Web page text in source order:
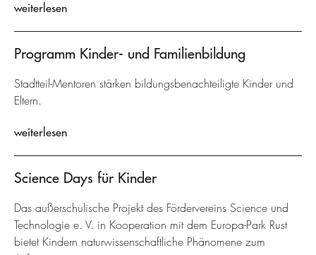
weiterlesen
Programm Kinder- und Familienbildung
Stadtteil-Mentoren stärken bildungsbenachteiligte Kinder und
Eltern.
weiterlesen
Science Days für Kinder
Das außerschulische Projekt des Fördervereins Science und
Technologie e. V. in Kooperation mit dem Europa-Park Rust
bietet Kindern naturwissenschaftliche Phänomene zum